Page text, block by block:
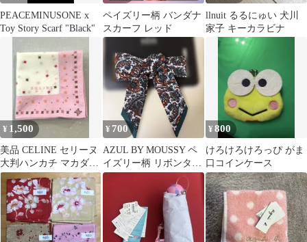
PEACEMINUSONE x
Toy Story Scarf "Black"
ペイズリー柄 バンダナ
スカーフ レッド
llnuit るるにゅい 犬川
家子 キーカラビナ
¥ 1,500
美品 CELINE セリーヌ
大判ハンカチ マカダム
柄 ピンク ロゴ
¥ 700
AZUL BY MOUSSY ペ
イズリー柄 リボンタイ
スカーフ
¥800
けろけろけろっぴ がま
口コインケース